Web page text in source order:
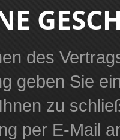
des
geben Sie
zu
per E-Mail